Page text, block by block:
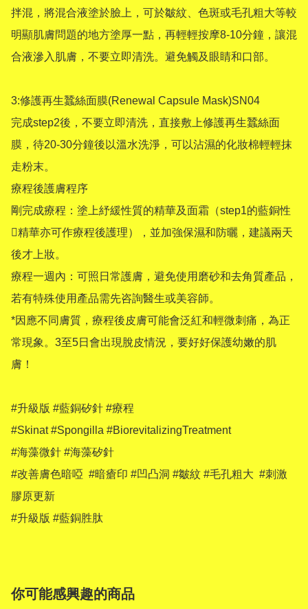
拌混，將混合液塗於臉上，可於皺紋、色斑或毛孔粗大等較
明顯肌膚問題的地方塗厚一點，再輕輕按摩8-10分鐘，讓混
合液滲入肌膚，不要立即清洗。避免觸及眼睛和口部。
3:修護再生蠶絲面膜(Renewal Capsule Mask)SN04
完成step2後，不要立即清洗，直接敷上修護再生蠶絲面
膜，待20-30分鐘後以溫水洗淨，可以沾濕的化妝棉輕輕抹
走粉末。
療程後護膚程序
剛完成療程：塗上紓緩性質的精華及面霜（step1的藍銅性
精華亦可作療程後護理），並加強保濕和防曬，建議兩天
後才上妝。
療程一週內：可照日常護膚，避免使用磨砂和去角質產品，
若有特殊使用產品需先咨詢醫生或美容師。
*因應不同膚質，療程後皮膚可能會泛紅和輕微刺痛，為正
常現象。3至5日會出現脫皮情況，要好好保護幼嫩的肌
膚！
#升級版 #藍銅矽針 #療程
#Skinat #Spongilla #BiorevitalizingTreatment
#海藻微針 #海藻矽針
#改善膚色暗啞  #暗瘡印 #凹凸洞 #皺紋 #毛孔粗大  #刺激
膠原更新
你可能感興趣的商品